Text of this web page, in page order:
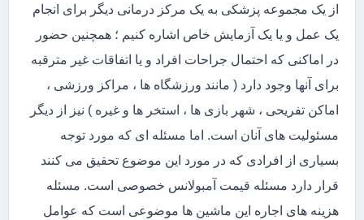
از یک مجموعه پزشکی به یک مرکز درمانی دیگر برای انجام
یک عمل و یا یک آزمایش خاص اشاره کنیم ؛ همچنین حضور
در اماکنی که احتمال جراحات افراد و یا اتفاقات غیر مترقبه
برای آنها وجود دارد ( مانند ورزشگاه ها ، مراکز ورزشی ،
اماکن تفریحی ، شهر بازی ها ، استخر ها و غیره ) نیز از دیگر
مسئولیت های آنان است. اما مسئله ای که مورد توجه
بسیاری از افرادی که در مورد این موضوع تحقیق می کنند
قرار دارد مسئله قیمت آمبولانس خصوصی است. مسئله
هزینه های اجاره این ماشین ها موضوعی است که عوامل